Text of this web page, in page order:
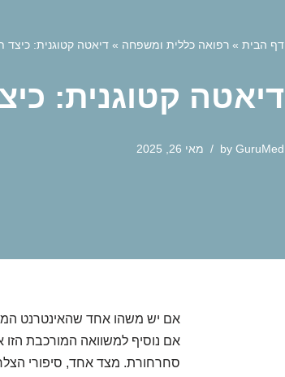
דף הבית » רפואה כללית ומשפחה » דיאטה קטוגנית: כיצד
דיאטה קטוגנית:
by GuruMed מאי 26, 2025
אם יש משהו אחד שהאינטרנט
אם נוסיף למשוואה המורכבת
סחרחורת. מצד אחד, סיפורי